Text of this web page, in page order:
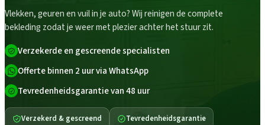
Vlekken, geuren en vuil in je auto? Wij reinigen de complete
bekleding zodat je weer met plezier achter het stuur zit.
Verzekerde en gescreende specialisten
Offerte binnen 2 uur via WhatsApp
Tevredenheidsgarantie van 48 uur
Verzekerd & gescreend Tevredenheidsgarantie